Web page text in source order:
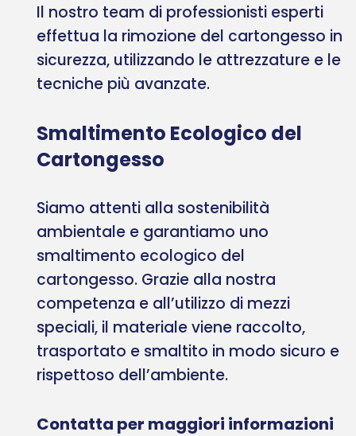
Il nostro team di professionisti esperti
effettua la rimozione del cartongesso in
sicurezza, utilizzando le attrezzature e le
tecniche più avanzate.
Smaltimento Ecologico del
Cartongesso
Siamo attenti alla sostenibilità
ambientale e garantiamo uno
smaltimento ecologico del
cartongesso. Grazie alla nostra
competenza e all’utilizzo di mezzi
speciali, il materiale viene raccolto,
trasportato e smaltito in modo sicuro e
rispettoso dell’ambiente.
Contatta per maggiori informazioni